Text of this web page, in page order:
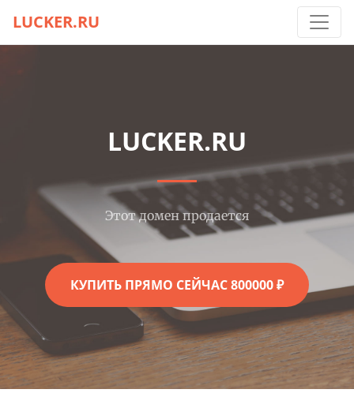
LUCKER.RU
LUCKER.RU
Этот домен продается
КУПИТЬ ПРЯМО СЕЙЧАС 800000 ₽